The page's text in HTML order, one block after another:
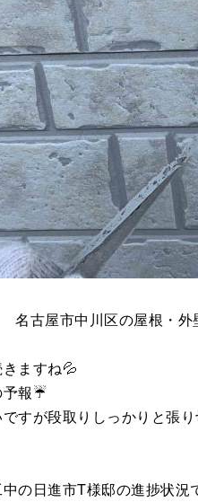
名古屋市中川区の屋根・
ますね💦
報☔️
すが段取りしっかりと張
の日進市T様邸の進捗状